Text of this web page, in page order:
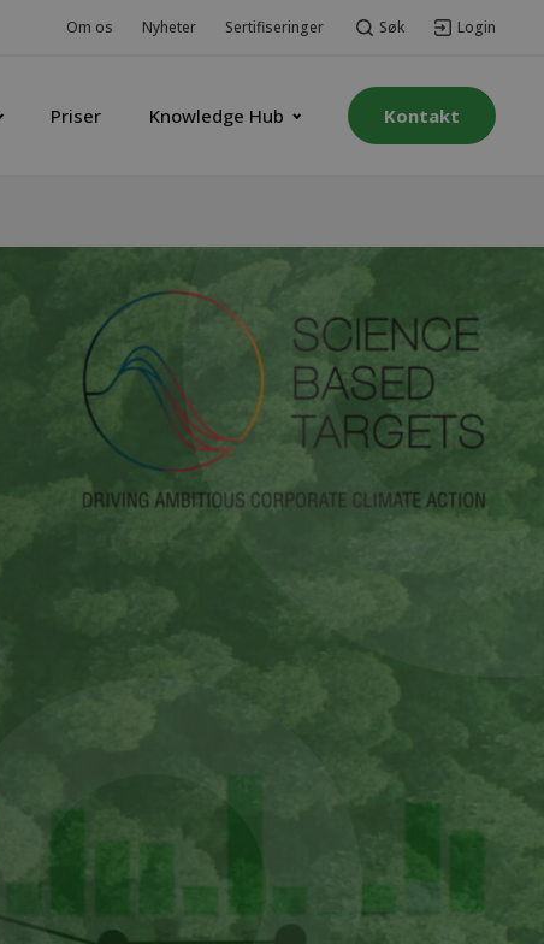
Om os Nyheter Sertifiseringer Søk Login
Priser Knowledge Hub Kontakt